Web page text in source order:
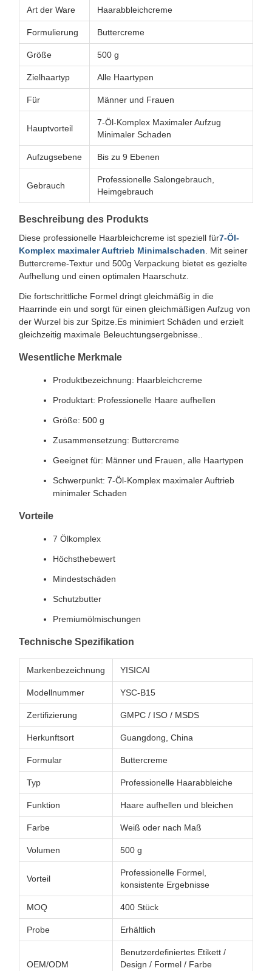
Art der Ware Haarabbleichcreme
Formulierung Buttercreme
Größe 500 g
Zielhaartyp Alle Haartypen
Für Männer und Frauen
Hauptvorteil
7-Öl-Komplex Maximaler Aufzug
Minimaler Schaden
Aufzugsebene Bis zu 9 Ebenen
Gebrauch
Professionelle Salongebrauch,
Heimgebrauch
Beschreibung des Produkts
Diese professionelle Haarbleichcreme ist speziell für7-Öl-
Komplex maximaler Auftrieb Minimalschaden . Mit seiner
Buttercreme-Textur und 500g Verpackung bietet es gezielte
Aufhellung und einen optimalen Haarschutz.
Die fortschrittliche Formel dringt gleichmäßig in die
Haarrinde ein und sorgt für einen gleichmäßigen Aufzug von
der Wurzel bis zur Spitze.Es minimiert Schäden und erzielt
gleichzeitig maximale Beleuchtungsergebnisse..
Wesentliche Merkmale
Produktbezeichnung: Haarbleichcreme
Produktart: Professionelle Haare aufhellen
Größe: 500 g
Zusammensetzung: Buttercreme
Geeignet für: Männer und Frauen, alle Haartypen
Schwerpunkt: 7-Öl-Komplex maximaler Auftrieb
minimaler Schaden
Vorteile
7 Ölkomplex
Höchsthebewert
Mindestschäden
Schutzbutter
Premiumölmischungen
Technische Spezifikation
Markenbezeichnung YISICAI
Modellnummer YSC-B15
Zertifizierung GMPC / ISO / MSDS
Herkunftsort Guangdong, China
Formular Buttercreme
Typ Professionelle Haarabbleiche
Funktion Haare aufhellen und bleichen
Farbe Weiß oder nach Maß
Volumen 500 g
Vorteil
Professionelle Formel,
konsistente Ergebnisse
MOQ 400 Stück
Probe Erhältlich
OEM/ODM
Benutzerdefiniertes Etikett /
Design / Formel / Farbe